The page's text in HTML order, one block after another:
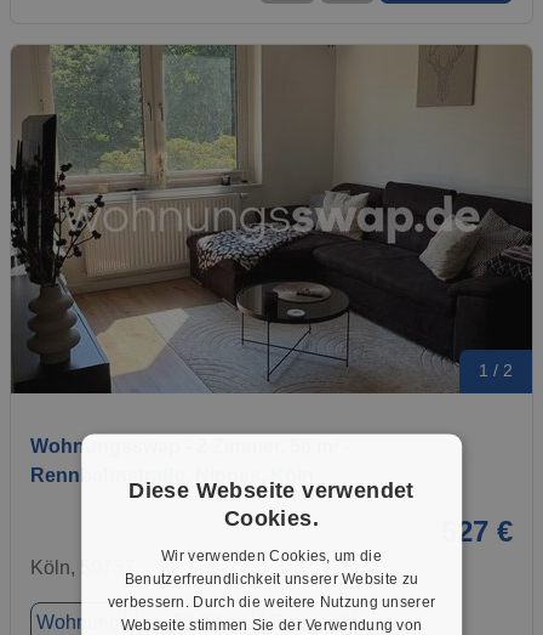
1 / 2
Wohnungsswap - 2 Zimmer, 56 m² -
Rennbahnstraße, Nippes, Köln
527 €
Köln, 50737
Wohnung ca. 56,00 m² Zimmer 2
Diese Webseite verwendet
Cookies.
Wir verwenden Cookies, um die
Benutzerfreundlichkeit unserer Website zu
verbessern. Durch die weitere Nutzung unserer
Webseite stimmen Sie der Verwendung von